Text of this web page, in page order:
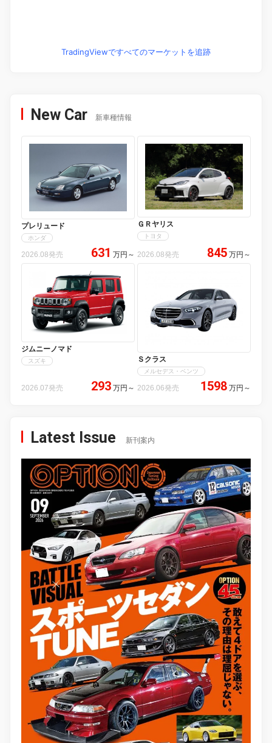
TradingViewですべてのマーケットを追跡
New Car 新車種情報
プレリュード
ホンダ
2026.08発売 631 万円 ～
ＧＲヤリス
トヨタ
2026.08発売 845 万円 ～
ジムニーノマド
スズキ
2026.07発売 293 万円 ～
Ｓクラス
メルセデス・ベンツ
2026.06発売 1598 万円 ～
Latest Issue 新刊案内